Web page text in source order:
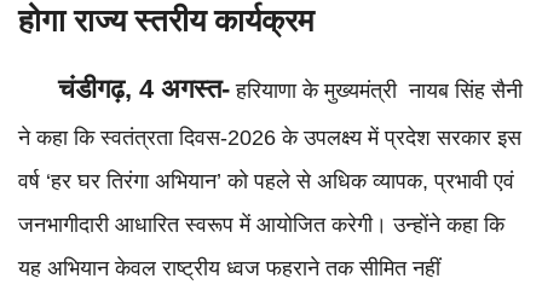
होगा राज्य स्तरीय कार्यक्रम
चंडीगढ़, 4 अगस्त- हरियाणा के मुख्यमंत्री नायब सिंह सैनी
ने कहा कि स्वतंत्रता दिवस-2026 के उपलक्ष्य में प्रदेश सरकार इस
वर्ष ‘हर घर तिरंगा अभियान’ को पहले से अधिक व्यापक, प्रभावी एवं
जनभागीदारी आधारित स्वरूप में आयोजित करेगी। उन्होंने कहा कि
यह अभियान केवल राष्ट्रीय ध्वज फहराने तक सीमित नहीं